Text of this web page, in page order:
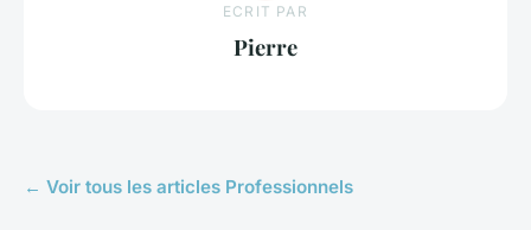
ECRIT PAR
Pierre
← Voir tous les articles Professionnels